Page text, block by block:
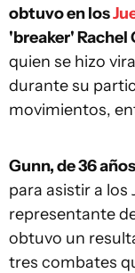
obtuvo en los
'breaker' Rachel
quien se hizo
durante su
movimientos,
Gunn, de 36 años
para asistir a
representante
obtuvo un
tres combates